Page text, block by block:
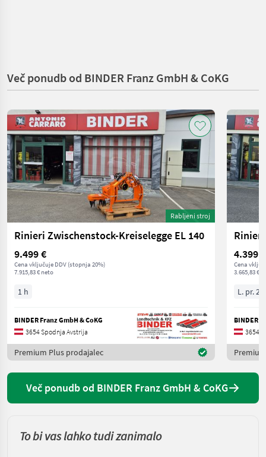
Več ponudb od BINDER Franz GmbH & CoKG
Rabljeni stroj
Rinieri Zwischenstock-Kreiselegge EL 140
9.499 €
Cena vključuje DDV (stopnja 20%)
7.915,83 € neto
1 h
BINDER Franz GmbH & CoKG
3654 Spodnja Avstrija
Premium Plus prodajalec
4.399 €
Cena
3.665,83 €
L. pr.
BINDER
3654
Več ponudb od BINDER Franz GmbH & CoKG
To bi vas lahko tudi zanimalo